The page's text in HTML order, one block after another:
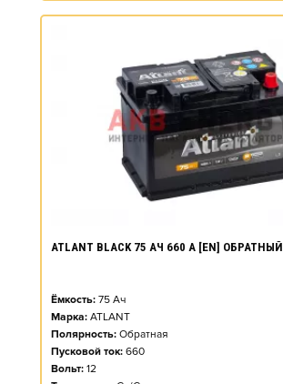
ATLANT BLACK 75 АЧ 660 А [EN] ОБРАТНЫЙ
Ёмкость: 75 Ач
Марка: ATLANT
Полярность: Обратная
Пусковой ток: 660
Вольт: 12